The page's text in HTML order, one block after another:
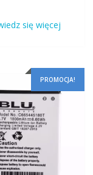
160,42 zł.62,29
się więcej
PROMOCJA!